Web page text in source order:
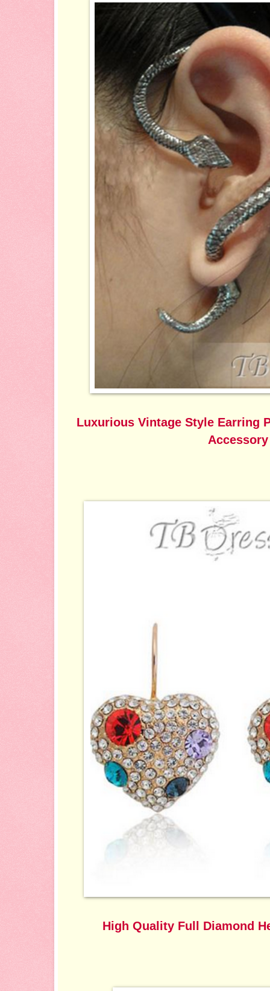
Luxurious Vintage Style Earring
Accessory
High Quality Full Diamond